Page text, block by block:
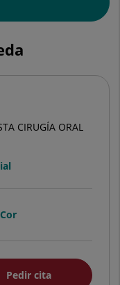
CIRUGÍA ORAL
Pedir cita